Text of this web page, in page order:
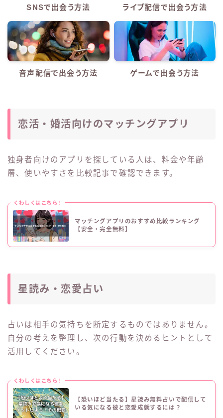
SNSで出会う方法 ライブ配信で出会う方法
音声配信で出会う方法 ゲームで出会う方法
恋活・婚活向けのマッチングアプリ
独身者向けのアプリを探している人は、料金や年齢
層、使いやすさを比較記事で確認できます。
くわしくはこちら!
マッチングアプリのおすすめ比較ランキング
【安全・完全無料】
星読み・恋愛占い
占いは相手の気持ちを断定するものではありません。
自分の考えを整理し、次の行動を決めるヒントとして
活用してください。
くわしくはこちら!
【恐いほど当たる】星読み無料占いで配信して
いる気になる彼と恋愛成就するには？